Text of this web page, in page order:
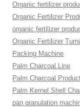
Organic fertilizer
Organic Fertilizer
organic fertilizer
Organic Fertilizer
Packing Machine
Palm Charcoal Line
Palm Charcoal
Palm Kernel Shell
pan granulation